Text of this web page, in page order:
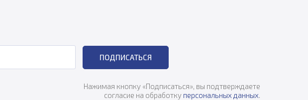
ПОДПИСАТЬСЯ
Нажимая кнопку «Подписаться», вы подтверждаете
согласие на обработку персональных данных.